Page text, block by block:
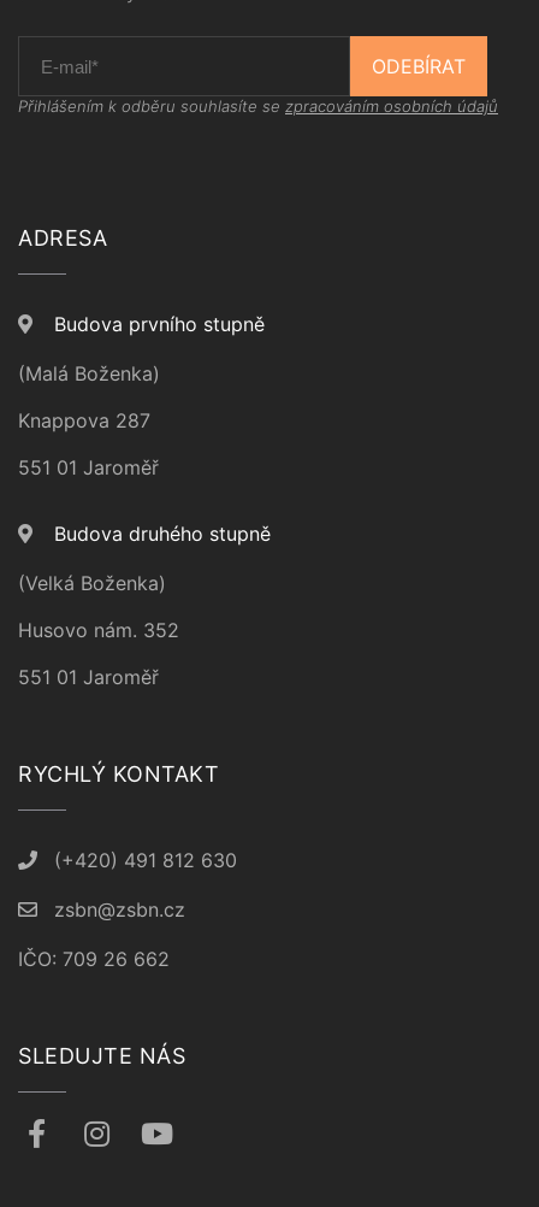
ODEBÍRAT
Přihlášením k odběru souhlasíte se zpracováním osobních údajů
ADRESA
Budova prvního stupně
(Malá Boženka)
Knappova 287
551 01 Jaroměř
Budova druhého stupně
(Velká Boženka)
Husovo nám. 352
551 01 Jaroměř
RYCHLÝ KONTAKT
(+420) 491 812 630
zsbn@zsbn.cz
IČO: 709 26 662
SLEDUJTE NÁS